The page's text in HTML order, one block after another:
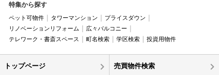
特集から探す
ペット可物件 タワーマンション
プライスダウン
リノベーションリフォーム
広々バルコニー
テレワーク・書斎スペース
町名検索 学区検索 投資用物件
トップページ 売買物件検索